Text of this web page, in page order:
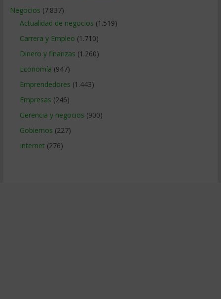
Negocios (7.837)
Actualidad de negocios (1.519)
Carrera y Empleo (1.710)
Dinero y finanzas (1.260)
Economía (947)
Emprendedores (1.443)
Empresas (246)
Gerencia y negocios (900)
Gobiernos (227)
Internet (276)